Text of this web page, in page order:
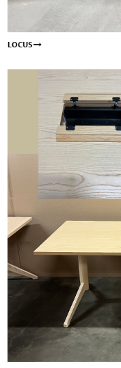
LOCUS